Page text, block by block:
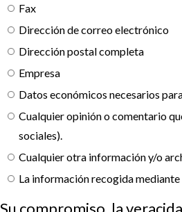
Fax
Dirección de correo electrónico
Dirección postal completa
Empresa
Datos económicos necesarios
Cualquier opinión o comentario
sociales).
Cualquier otra información y/o
La información recogida
Su compromiso, la